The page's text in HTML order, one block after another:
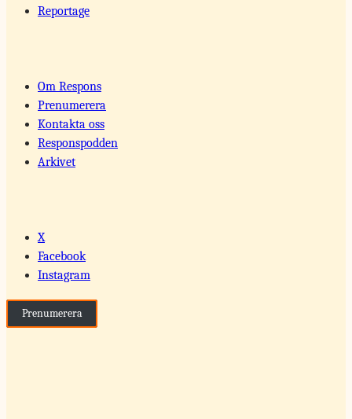
Reportage
Om Respons
Prenumerera
Kontakta oss
Responspodden
Arkivet
X
Facebook
Instagram
Prenumerera